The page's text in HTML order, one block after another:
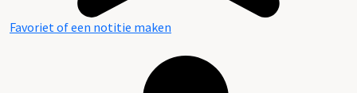
Favoriet of een notitie maken